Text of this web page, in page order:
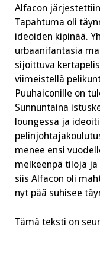
Alfacon
Tapahtuma oli
ideoiden kipinää.
urbaanifantasia
sijoittuva
viimeistellä
Puuhaiconille on
Sunnuntaina
loungessa ja
menee ensi
melkeenpä tiloja
siis Alfacon oli
nyt pää suhisee
Tämä teksti on